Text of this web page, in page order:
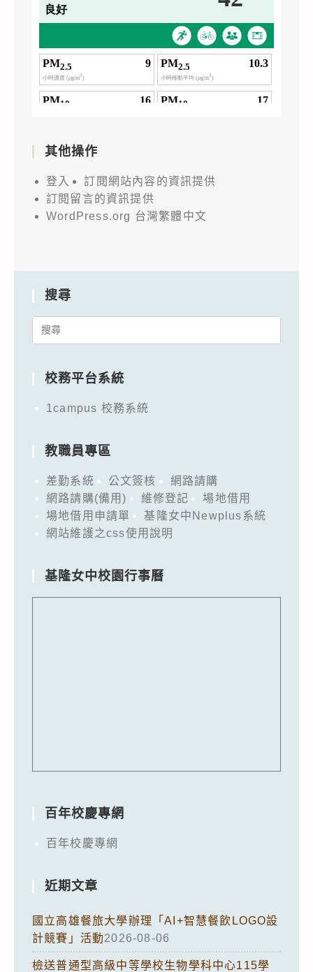
其他操作
登入
訂閱網站內容的資訊提供
訂閱留言的資訊提供
WordPress.org 台灣繁體中文
搜尋
Search
校務平台系統
1campus 校務系統
教職員專區
差勤系統 公文簽核
網路請購
網路請購(備用)
維修登記
場地借用
場地借用申請單
基隆女中Newplus系統
網站維護之css使用說明
基隆女中校園行事曆
百年校慶專網
百年校慶專網
近期文章
國立高雄餐旅大學辦理「AI+智慧餐飲LOGO設
計競賽」活動2026-08-06
檢送普通型高級中等學校生物學科中心115學